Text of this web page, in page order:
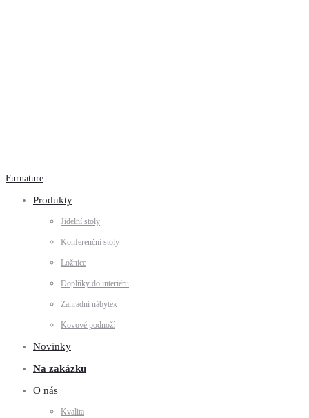
Furnature
Produkty
Jídelní stoly
Konferenční stoly
Ložnice
Doplňky do interiéru
Zahradní nábytek
Kovové podnoží
Novinky
Na zakázku
O nás
Kvalita